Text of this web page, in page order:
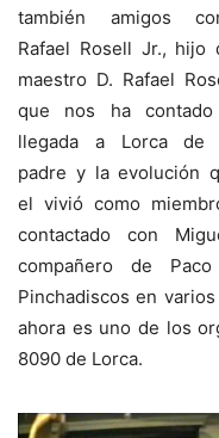
también amigos
Rafael Rosell Jr., hijo
maestro D. Rafael
que nos ha
llegada a Lorca de
padre y la evolución
el vivió como
contactado con
compañero de
Pinchadiscos en
ahora es uno de los
8090 de Lorca.